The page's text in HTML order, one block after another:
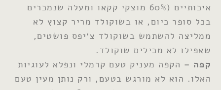
איכותיים (60% מוצקי קקאו ומעלה שנמכרים
בכל סופר כיום, או בשוקולד מריר קצוץ לא
ממליצה להשתמש בשוקולד צ׳יפס פושטים,
שאפילו לא מכילים שוקולד.
קפה – הקפה מעניק טעם קרמלי ונפלא לעוגיות
האלו. הוא לא מורגש בטעם, ורק נותן מעין טעם